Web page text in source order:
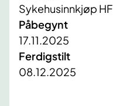
Sykehusinnkjøp HF
Påbegynt
17.11.2025
Ferdigstilt
08.12.2025